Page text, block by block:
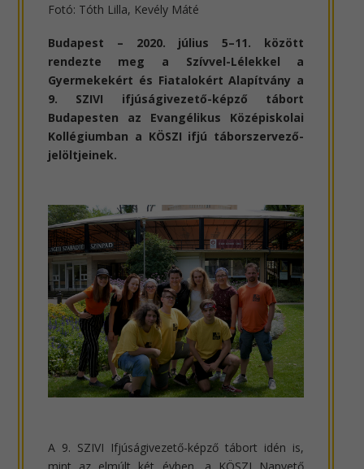
Fotó: Tóth Lilla, Kevély Máté
Budapest – 2020. július 5–11. között
rendezte meg a Szívvel-Lélekkel a
Gyermekekért és Fiatalokért Alapítvány a
9. SZIVI ifjúságivezető-képző tábort
Budapesten az Evangélikus Középiskolai
Kollégiumban a KÖSZI ifjú táborszervező-
jelöltjeinek.
A 9. SZIVI Ifjúságivezető-képző tábort idén is,